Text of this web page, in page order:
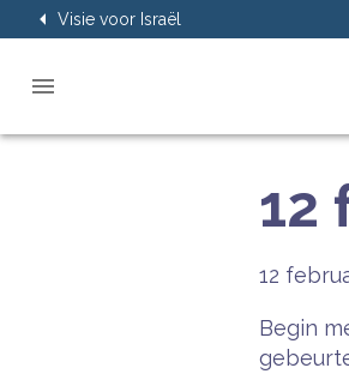
Visie voor Israël
12
12
Begin